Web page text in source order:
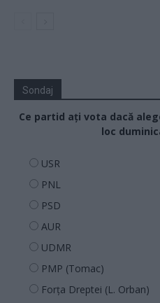
Sondaj
Ce partid ați vota dacă
loc
USR
PNL
PSD
AUR
UDMR
PMP (Tomac)
Forța Dreptei (L. Orban)